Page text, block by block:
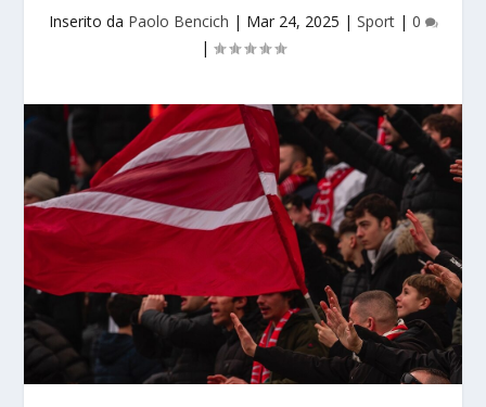
Inserito da Paolo Bencich | Mar 24, 2025 | Sport| 0
|